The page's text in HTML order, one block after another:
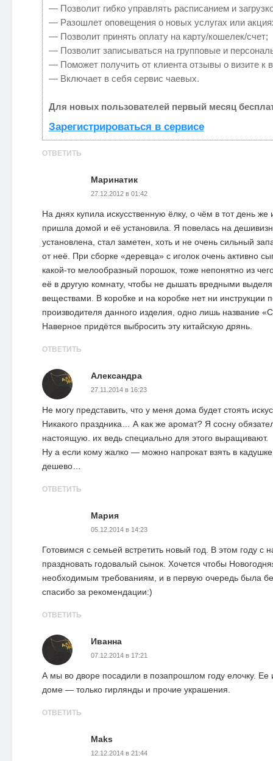
— Позволит гибко управлять расписанием и
— Разошлет оповещения о новых услугах или
— Позволит принять оплату на карту/кошелек/счет;
— Позволит записываться на групповые и
— Поможет получить от клиента отзывы о визите к
— Включает в себя сервис чаевых.
Для новых пользователей первый месяц
Зарегистрироваться в сервисе
ОТВЕТИТЬ
Маринатик
27.12.2012 в 01:42
На днях купила искусственную ёлку, о чём в тот день же
пришла домой и её установила. Я повелась на
установлена, стал заметен, хоть и не очень сильный
от неё. При сборке «деревца» с иголок очень активно
какой-то мелообразный порошок, тоже непонятно из
её в другую комнату, чтобы не дышать вредными
веществами. В коробке и на коробке нет ни инструкции
производителя данного изделия, одно лишь название
Наверное придётся выбросить эту китайскую дрянь.
ОТВЕТИТЬ
Александра
27.11.2014 в 16:23
Не могу представить, что у меня дома будет стоять
Никакого праздника… А как же аромат? Я сосну
настоящую. их ведь специально для этого выращивают.
Ну а если кому жалко — можно напрокат взять в
дешево…
ОТВЕТИТЬ
Мария
05.12.2014 в 14:23
Готовимся с семьей встретить новый год. В этом году с
праздновать годовалый сынок. Хочется чтобы
необходимым требованиям, и в первую очередь была
спасибо за рекомендации:)
ОТВЕТИТЬ
Иванна
07.12.2014 в 17:21
А мы во дворе посадили в позапрошлом году елочку. Ее
доме — только гирлянды и прочие украшения.
ОТВЕТИТЬ
Maks
12.12.2014 в 21:44